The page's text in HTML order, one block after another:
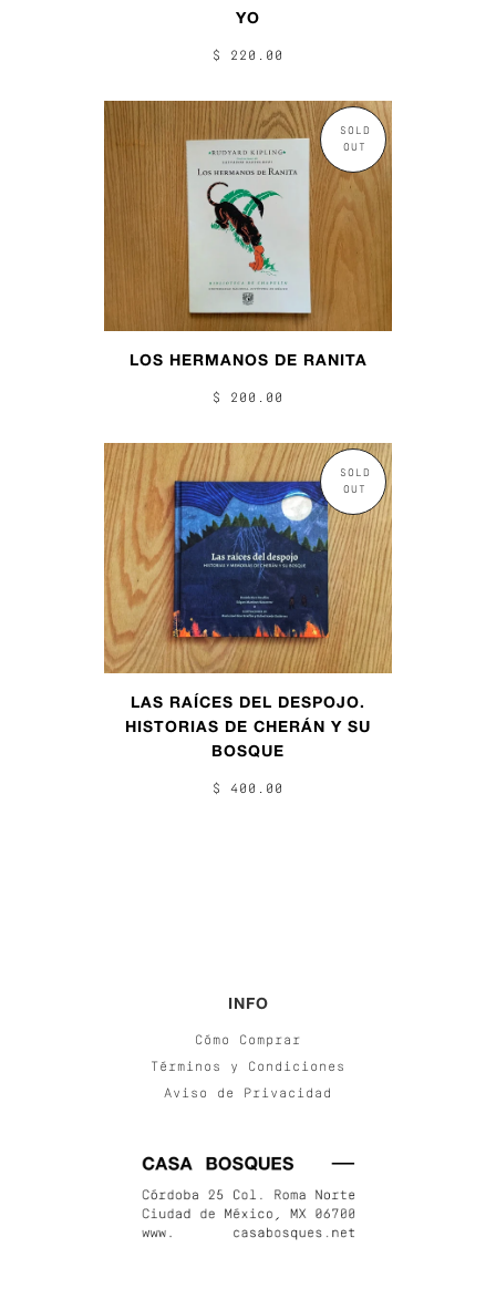
YO
$ 220.00
SOLD
OUT
LOS HERMANOS DE RANITA
$ 200.00
SOLD
OUT
LAS RAÍCES DEL DESPOJO.
HISTORIAS DE CHERÁN Y SU
BOSQUE
$ 400.00
INFO
Cómo Comprar
Términos y Condiciones
Aviso de Privacidad